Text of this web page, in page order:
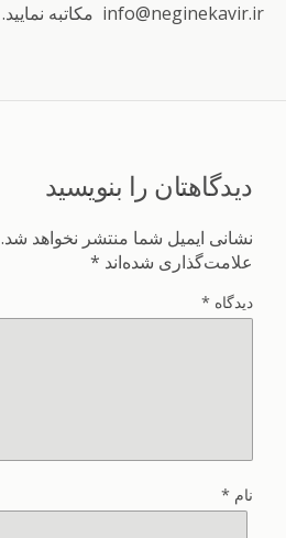
info@neginekavir.ir مکاتبه نمایید.
دیدگاهتان را بنویسید
نشانی ایمیل شما منتشر نخواهد شد.
علامت‌گذاری شده‌اند *
دیدگاه *
نام *